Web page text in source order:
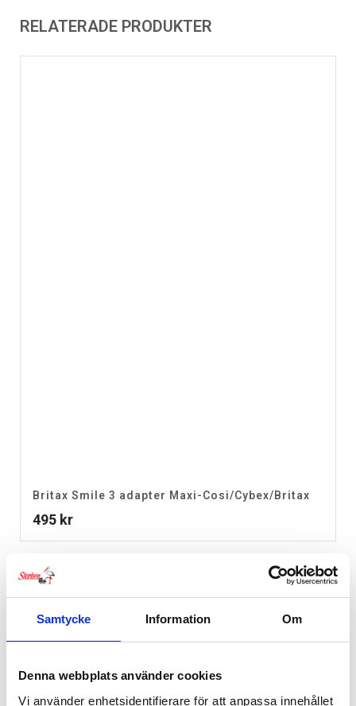
Samtycke Information Om
Denna webbplats använder cookies
Vi använder enhetsidentifierare för att anpassa innehållet
RELATERADE PRODUKTER
Britax Smile 3 adapter Maxi-Cosi/Cybex/Britax
495 kr
Ej i lager